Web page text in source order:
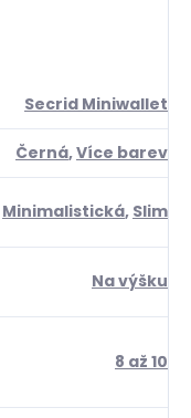
Secrid Miniwallet
Černá,Více barev
Minimalistická, Slim
Na výšku
8 až 10